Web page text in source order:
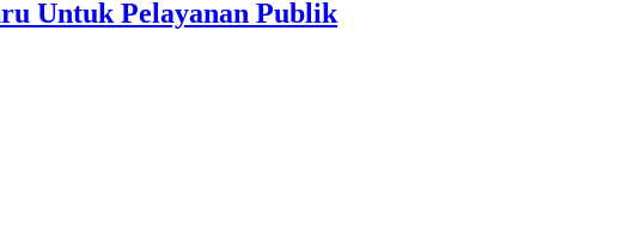
Untuk Pelayanan Publik